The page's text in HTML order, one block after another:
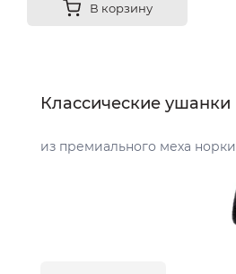
В корзину
Классические ушанки
из премиального меха норки